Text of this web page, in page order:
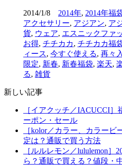
2014/1/8 2014年, 2014年福
アクセサリー, アジアン, ア
貨, ウェア, エスニックファ
お得, チチカカ, チチカカ福
ィース, 今すぐ使える, 再々
限定, 新春, 新春福袋, 楽天,
る, 雑貨
新しい記事
［イアクッチ／IACUCCI
ーポン・セール
［kolor／カラー、カラービ
定は？通販で買う方法
［ルルレモン／lululemon］
ら？通販で買える？値段・